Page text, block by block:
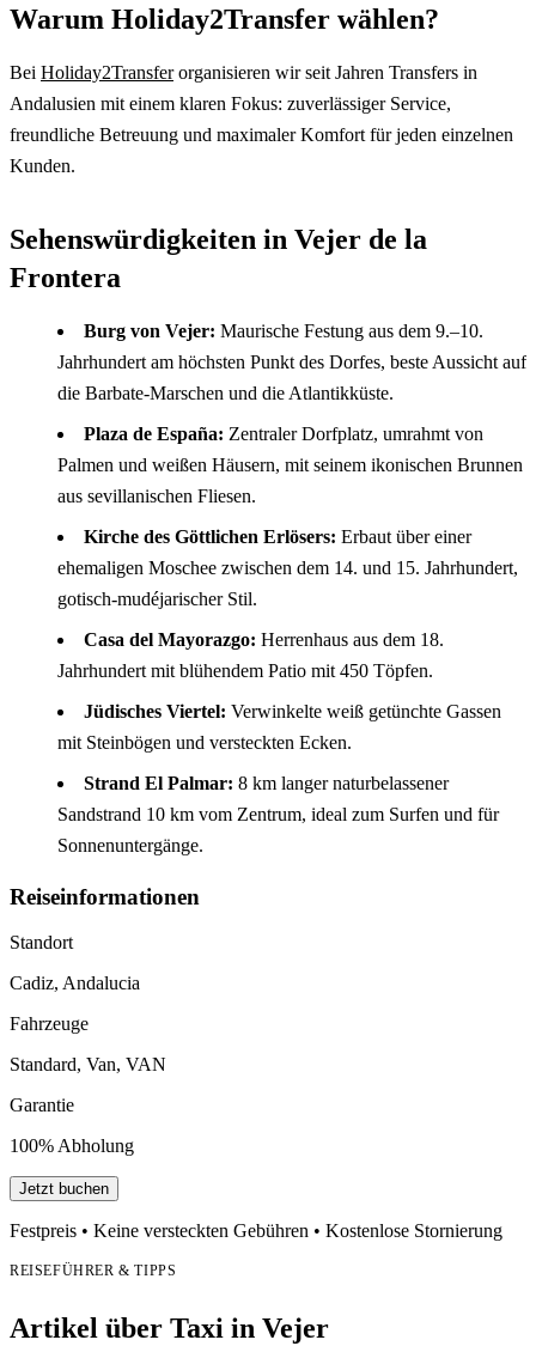
Warum Holiday2Transfer wählen?
Bei Holiday2Transferorganisieren wir seit Jahren Transfers in
Andalusien mit einem klaren Fokus: zuverlässiger Service,
freundliche Betreuung und maximaler Komfort für jeden einzelnen
Kunden.
Sehenswürdigkeiten in Vejer de la
Frontera
Burg von Vejer: Maurische Festung aus dem 9.–10.
Jahrhundert am höchsten Punkt des Dorfes, beste Aussicht auf
die Barbate-Marschen und die Atlantikküste.
Plaza de España: Zentraler Dorfplatz, umrahmt von
Palmen und weißen Häusern, mit seinem ikonischen Brunnen
aus sevillanischen Fliesen.
Kirche des Göttlichen Erlösers: Erbaut über einer
ehemaligen Moschee zwischen dem 14. und 15. Jahrhundert,
gotisch-mudéjarischer Stil.
Casa del Mayorazgo: Herrenhaus aus dem 18.
Jahrhundert mit blühendem Patio mit 450 Töpfen.
Jüdisches Viertel: Verwinkelte weiß getünchte Gassen
mit Steinbögen und versteckten Ecken.
Strand El Palmar: 8 km langer naturbelassener
Sandstrand 10 km vom Zentrum, ideal zum Surfen und für
Sonnenuntergänge.
Reiseinformationen
Standort
Cadiz, Andalucia
Fahrzeuge
Standard, Van, VAN
Garantie
100% Abholung
Jetzt buchen
Festpreis • Keine versteckten Gebühren • Kostenlose Stornierung
REISEFÜHRER & TIPPS
Artikel über Taxi in Vejer